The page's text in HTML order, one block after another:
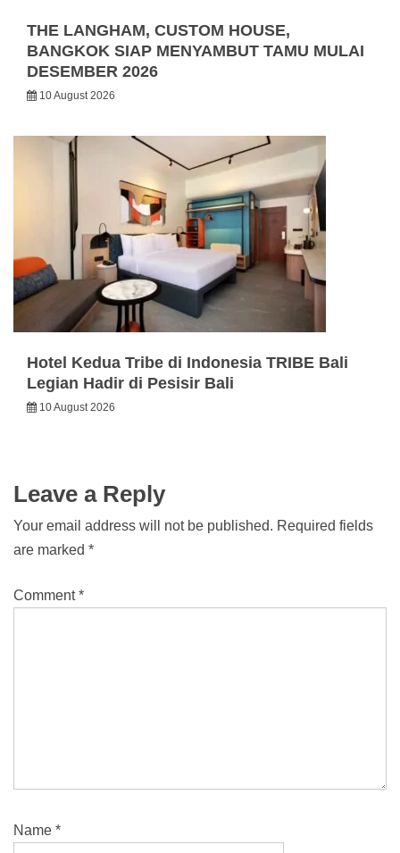
THE LANGHAM, CUSTOM HOUSE,
BANGKOK SIAP MENYAMBUT TAMU MULAI
DESEMBER 2026
10 August 2026
Hotel Kedua Tribe di Indonesia TRIBE Bali
Legian Hadir di Pesisir Bali
10 August 2026
Leave a Reply
Your email address will not be published. Required fields
are marked *
Comment*
Name *